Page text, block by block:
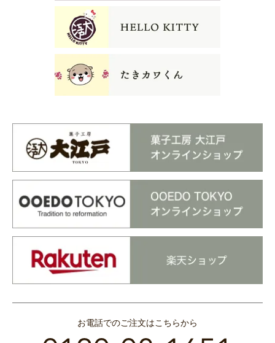
お電話でのご注文はこちらから